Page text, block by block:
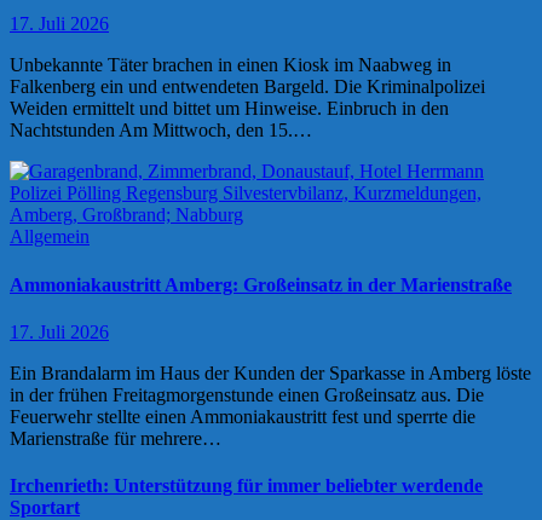
17. Juli 2026
Unbekannte Täter brachen in einen Kiosk im Naabweg in
Falkenberg ein und entwendeten Bargeld. Die Kriminalpolizei
Weiden ermittelt und bittet um Hinweise. Einbruch in den
Nachtstunden Am Mittwoch, den 15.…
Allgemein
Ammoniakaustritt Amberg: Großeinsatz in der Marienstraße
17. Juli 2026
Ein Brandalarm im Haus der Kunden der Sparkasse in Amberg löste
in der frühen Freitagmorgenstunde einen Großeinsatz aus. Die
Feuerwehr stellte einen Ammoniakaustritt fest und sperrte die
Marienstraße für mehrere…
Irchenrieth: Unterstützung für immer beliebter werdende
Sportart